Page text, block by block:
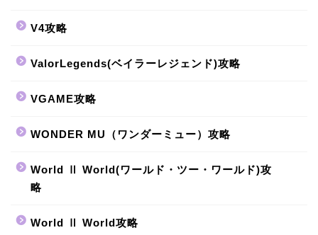
V4攻略
ValorLegends(ベイラーレジェンド)攻略
VGAME攻略
WONDER MU（ワンダーミュー）攻略
World Ⅱ World(ワールド・ツー・ワールド)攻
略
World Ⅱ World攻略